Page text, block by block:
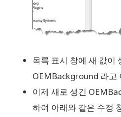
목록 표시 창에 새 값이
OEMBackground 라고
이제 새로 생긴
하여 아래와 같은 수정